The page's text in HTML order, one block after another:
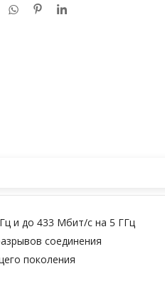
и до 433 Мбит/с на 5 ГГц
соединения
поколения